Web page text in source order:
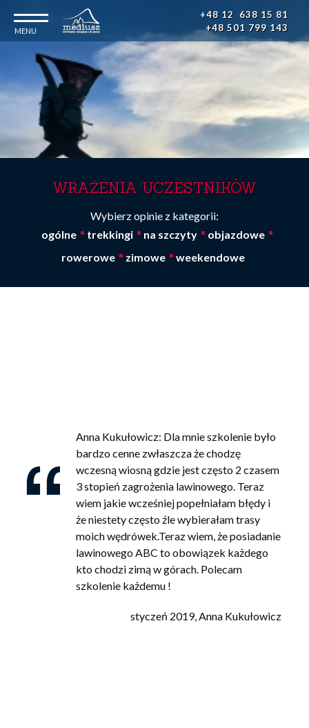
treści
Główna
nawigacja
+48 12 638 15 81
+48 501 799 143
WRAŻENIA UCZESTNIKÓW
Wybierz opinie z kategorii:
ogólne
trekkingi na szczyty
objazdowe
rowerowe
zimowe weekendowe
Anna Kukułowicz: Dla mnie szkolenie było
bardzo cenne zwłaszcza że chodzę
wczesną wiosną gdzie jest często 2 czasem
3 stopień zagrożenia lawinowego. Teraz
wiem jakie wcześniej popełniałam błędy i
że niestety często źle wybierałam trasy
moich wędrówek.Teraz wiem, że posiadanie
lawinowego ABC to obowiązek każdego
kto chodzi zimą w górach. Polecam
szkolenie każdemu !
styczeń 2019, Anna Kukułowicz